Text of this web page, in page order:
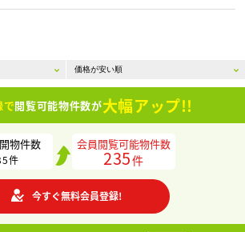
で閲覧可能物件数が大幅アップ!!
物件数
件
会員閲覧可能物件数
235件
今すぐ無料会員登録!